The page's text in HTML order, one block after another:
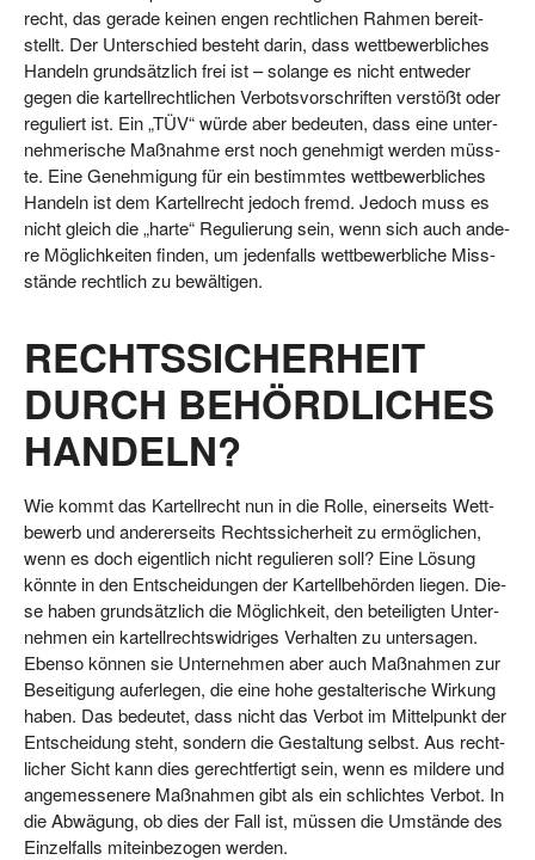
recht, das gera­de kei­nen engen recht­li­chen Rah­men bereit­
stellt. Der Unter­schied besteht dar­in, dass wett­be­werb­li­ches
Han­deln grund­sätz­lich frei ist – solan­ge es nicht ent­we­der
gegen die kar­tell­recht­li­chen Ver­bots­vor­schrif­ten ver­stößt oder
regu­liert ist. Ein „TÜV“ wür­de aber bedeu­ten, dass eine unter­
neh­me­ri­sche Maß­nah­me erst noch geneh­migt wer­den müss­
te. Eine Geneh­mi­gung für ein bestimm­tes wett­be­werb­li­ches
Han­deln ist dem Kar­tell­recht jedoch fremd. Jedoch muss es
nicht gleich die „har­te“ Regu­lie­rung sein, wenn sich auch ande­
re Mög­lich­kei­ten fin­den, um jeden­falls wett­be­werb­li­che Miss­
stän­de recht­lich zu bewältigen.
RECHTSSICHERHEIT
DURCH BEHÖRDLICHES
HANDELN?
Wie kommt das Kar­tell­recht nun in die Rol­le, einer­seits Wett­
be­werb und ande­rer­seits Rechts­si­cher­heit zu ermög­li­chen,
wenn es doch eigent­lich nicht regu­lie­ren soll? Eine Lösung
könn­te in den Ent­schei­dun­gen der Kar­tell­be­hör­den lie­gen. Die­
se haben grund­sätz­lich die Mög­lich­keit, den betei­lig­ten Unter­
neh­men ein kar­tell­rechts­wid­ri­ges Ver­hal­ten zu unter­sa­gen.
Eben­so kön­nen sie Unter­neh­men aber auch Maß­nah­men zur
Besei­ti­gung auf­er­le­gen, die eine hohe gestal­te­ri­sche Wir­kung
haben. Das bedeu­tet, dass nicht das Ver­bot im Mit­tel­punkt der
Ent­schei­dung steht, son­dern die Gestal­tung selbst. Aus recht­
li­cher Sicht kann dies gerecht­fer­tigt sein, wenn es mil­de­re und
ange­mes­se­ne­re Maß­nah­men gibt als ein schlich­tes Ver­bot. In
die Abwä­gung, ob dies der Fall ist, müs­sen die Umstän­de des
Ein­zel­falls mit­ein­be­zo­gen werden.